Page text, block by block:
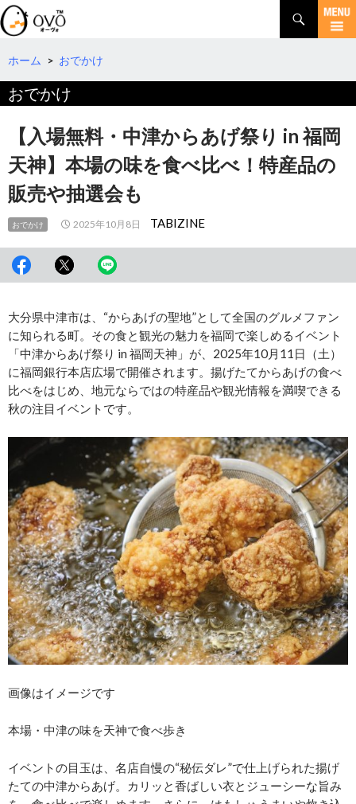
検
索
コ
テ
ツ
へ
ホーム > おでかけ
おでかけ
【入場無料・中津からあげ祭り in 福岡
天神】本場の味を食べ比べ！特産品の
販売や抽選会も
おでかけ 2025年10月8日 TABIZINE
大分県中津市は、“からあげの聖地”として全国のグルメファン
に知られる町。その食と観光の魅力を福岡で楽しめるイベント
「中津からあげ祭り in 福岡天神」が、2025年10月11日（土）
に福岡銀行本店広場で開催されます。揚げたてからあげの食べ
比べをはじめ、地元ならではの特産品や観光情報を満喫できる
秋の注目イベントです。
画像はイメージです
本場・中津の味を天神で食べ歩き
イベントの目玉は、名店自慢の“秘伝ダレ”で仕上げられた揚げ
たての中津からあげ。カリッと香ばしい衣とジューシーな旨み